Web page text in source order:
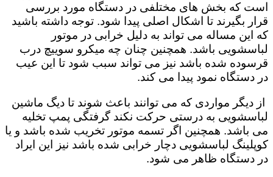
است که بخش های مختلفی در دستگاه مورد بررسی
قرار بگیرند تا اشکال اصلی پیدا شود. توجه داشته باشید
که این مساله می تواند به دلیل خرابی در موتور
لباسشویی باشد. همچنین چنان چه میکرو سوییچ درب
قرسوده شده باشد نیز می تواند سبب شود تا این عیب
در دستگاه نمود پیدا می کند.
از دیگر مواردی که می توانند باعث شوند تا دیگ ماشین
لباسشویی به درستی حرکت نکند گرفتگی پمپ تخلیه
می باشد. همچنین اگر تسمه موتور تخریب شده باشد و یا
کوپلینگ لباسشویی دچار خرابی شده باشد نیز این ایراد
در دستگاه ظاهر می شود.